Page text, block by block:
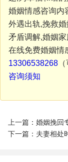
婚姻情感咨询内
外遇出轨,挽救
矛盾调解,婚姻
在线免费婚姻情
13306538268（
咨询须知
上一篇：婚姻挽回
下一篇：夫妻相处